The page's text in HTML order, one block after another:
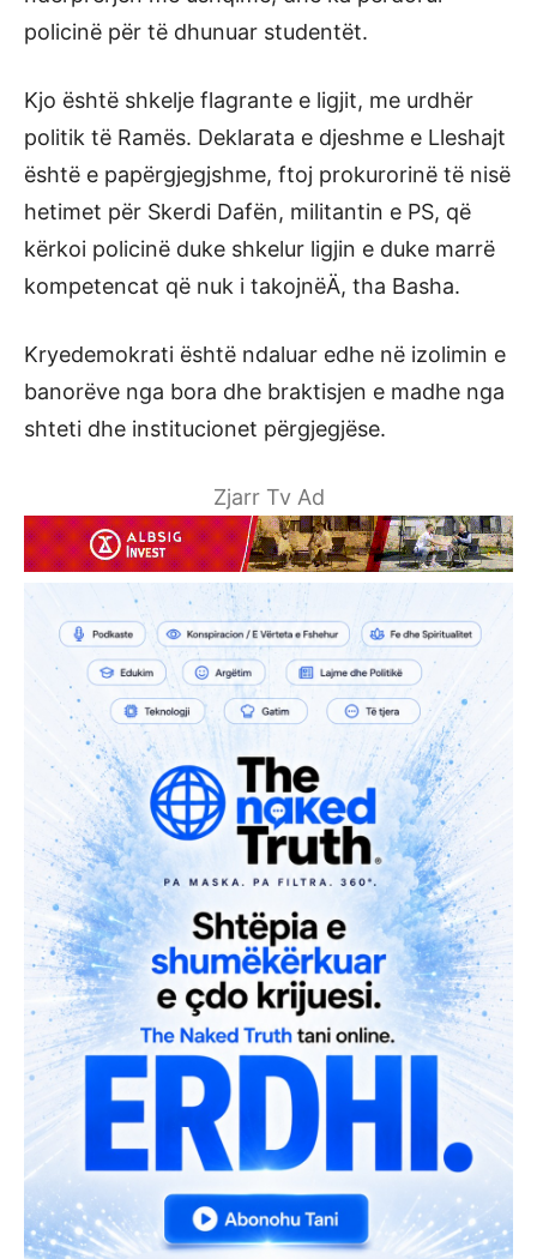
policinë për të dhunuar studentët.
Kjo është shkelje flagrante e ligjit, me urdhër
politik të Ramës. Deklarata e djeshme e Lleshajt
është e papërgjegjshme, ftoj prokurorinë të nisë
hetimet për Skerdi Dafën, militantin e PS, që
kërkoi policinë duke shkelur ligjin e duke marrë
kompetencat që nuk i takojnëÄ, tha Basha.
Kryedemokrati është ndaluar edhe në izolimin e
banorëve nga bora dhe braktisjen e madhe nga
shteti dhe institucionet përgjegjëse.
Zjarr Tv Ad